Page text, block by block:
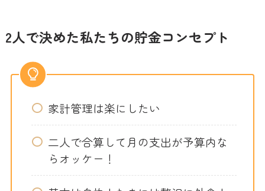
2人で決めた私たちの貯金コンセプト
家計管理は楽にしたい
二人で合算して月の支出が予算内な
らオッケー！